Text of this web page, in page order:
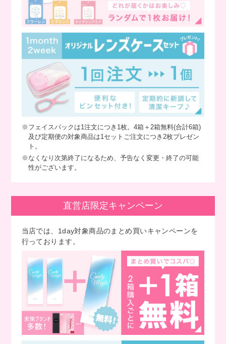
※フェイスパックは1注文につき1枚。4箱＋2箱無料(合計6箱)
及び定期便の対象商品は1セットご注文につき2枚プレゼン
ト。
※なくなり次第終了になるため、予告なく変更・終了の可能
性がございます。
直営店限定キャンペーン
当店では、1day対象商品のまとめ買いキャンペーンを
行っております。